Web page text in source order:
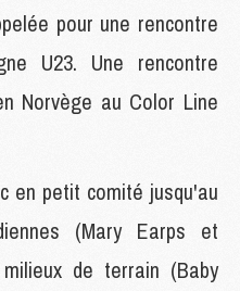
pour une rencontre
U23. Une rencontre
Norvège au Color Line
en petit comité jusqu'au
(Mary Earps et
de terrain (Baby